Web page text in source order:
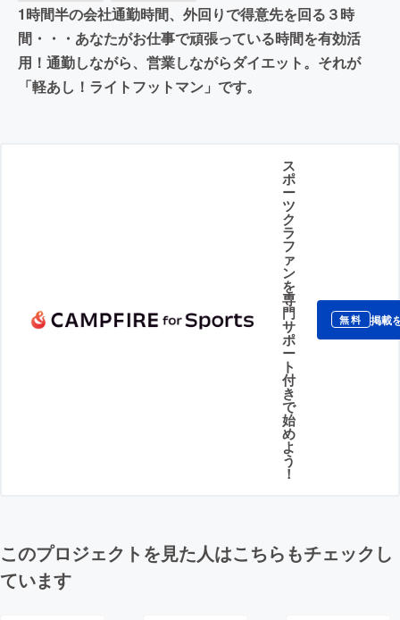
1時間半の会社通勤時間、外回りで得意先を回る３時
間・・・あなたがお仕事で頑張っている時間を有効活
用！通勤しながら、営業しながらダイエット。それが
「軽あし！ライトフットマン」です。
ス
ポ
ー
ツ
ク
ラ
フ
ァ
ン
を
専
門
サ
ポ
ー
ト
付
き
で
始
め
よ
う
！
無料 掲載
このプロジェクトを見た人はこちらもチェックし
ています